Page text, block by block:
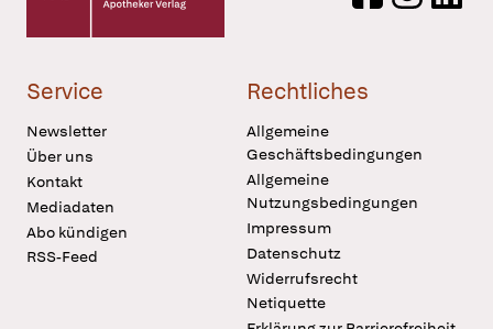
Service
Newsletter
Über uns
Kontakt
Mediadaten
Abo kündigen
RSS-Feed
Rechtliches
Allgemeine
Geschäftsbedingungen
Allgemeine
Nutzungsbedingungen
Impressum
Datenschutz
Widerrufsrecht
Netiquette